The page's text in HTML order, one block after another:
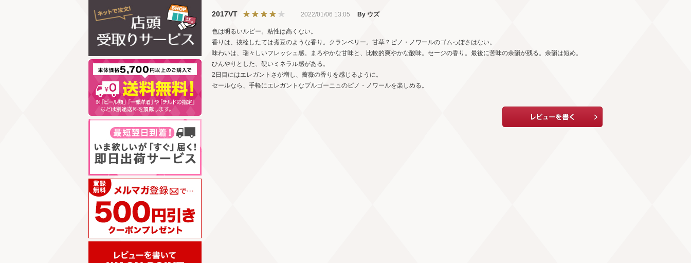
2017VT 2022/01/06 13:05 By ウズ
色は明るいルビー。粘性は高くない。
香りは、抜栓したては煮豆のような香り。クランベリー。甘草？ピノ・ノワールのゴムっぽさはない。
味わいは、瑞々しいフレッシュ感。まろやかな甘味と、比較的爽やかな酸味。セージの香り。最後に苦味の余韻が残る。余韻は短め。
ひんやりとした、硬いミネラル感がある。
2日目にはエレガントさが増し、薔薇の香りを感じるように。
セールなら、手軽にエレガントなブルゴーニュのピノ・ノワールを楽しめる。